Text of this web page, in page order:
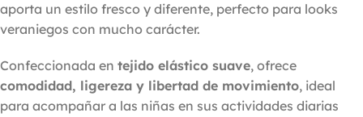
aporta un estilo fresco y diferente, perfecto para looks
veraniegos con mucho carácter.
Confeccionada en tejido elástico suave, ofrece
comodidad, ligereza y libertad de movimiento, ideal
para acompañar a las niñas en sus actividades diarias